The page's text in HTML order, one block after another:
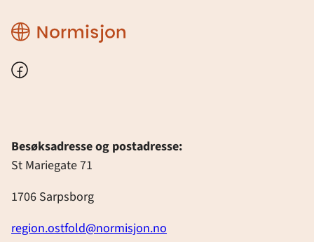
Region
Østfold
Facebook
Besøksadresse og postadresse:
St Mariegate 71
1706 Sarpsborg
region.ostfold@normisjon.no